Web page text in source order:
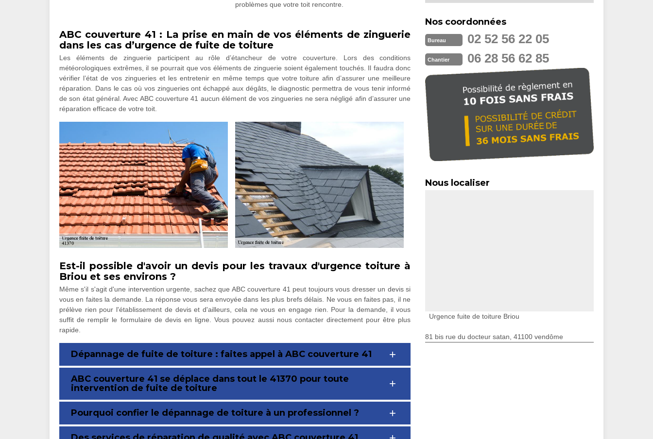
problèmes que votre toit rencontre.
ABC couverture 41 : La prise en main de vos éléments de zinguerie
dans les cas d’urgence de fuite de toiture
Les éléments de zinguerie participent au rôle d’étancheur de votre couverture. Lors des conditions
météorologiques extrêmes, il se pourrait que vos éléments de zinguerie soient également touchés. Il faudra donc
vérifier l’état de vos zingueries et les entretenir en même temps que votre toiture afin d’assurer une meilleure
réparation. Dans le cas où vos zingueries ont échappé aux dégâts, le diagnostic permettra de vous tenir informé
de son état général. Avec ABC couverture 41 aucun élément de vos zingueries ne sera négligé afin d’assurer une
réparation efficace de votre toit.
Est-il possible d'avoir un devis pour les travaux d'urgence toiture à
Briou et ses environs ?
Même s'il s'agit d'une intervention urgente, sachez que ABC couverture 41 peut toujours vous dresser un devis si
vous en faites la demande. La réponse vous sera envoyée dans les plus brefs délais. Ne vous en faites pas, il ne
prélève rien pour l'établissement de devis et d'ailleurs, cela ne vous en engage rien. Pour la demande, il vous
suffit de remplir le formulaire de devis en ligne. Vous pouvez aussi nous contacter directement pour être plus
rapide.
Dépannage de fuite de toiture : faites appel à ABC couverture 41
ABC couverture 41 se déplace dans tout le 41370 pour toute
intervention de fuite de toiture
Pourquoi confier le dépannage de toiture à un professionnel ?
Nos coordonnées
Bureau 02 52 56 22 05
Chantier 06 28 56 62 85
Nous localiser
Urgence fuite de toiture Briou
81 bis rue du docteur satan, 41100 vendôme